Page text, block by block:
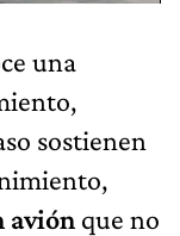
una
sostienen
avión que no